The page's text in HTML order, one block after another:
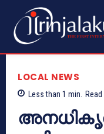
LOCAL NEWS
Less than 1 min. Read
അനധികൃത